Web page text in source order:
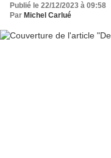
Publié le 22/12/2023 à 09:58
Par Michel Carlué